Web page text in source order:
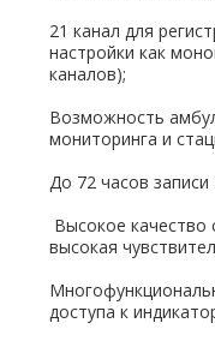
21 канал для
настройки как
каналов);
Возможность
мониторинга и
До 72 часов
Высокое качество
высокая
доступа к